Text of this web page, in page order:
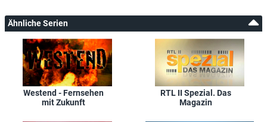
Ähnliche Serien
Westend - Fernsehen
mit Zukunft
RTL II Spezial. Das
Magazin